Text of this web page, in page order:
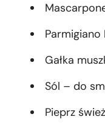
Gałka
Sól – do
Pieprz